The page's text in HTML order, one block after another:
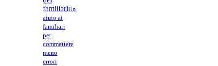
familiariUn
aiuto ai
familiari
per
commettere
meno
errori